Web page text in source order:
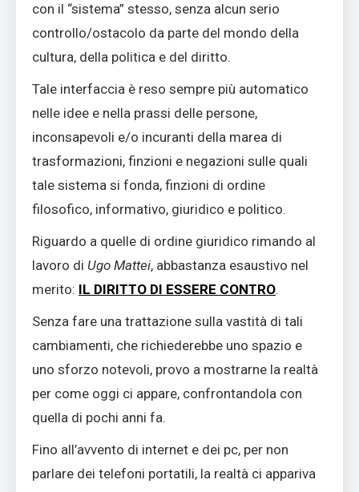
con il “sistema” stesso, senza alcun serio
controllo/ostacolo da parte del mondo della
cultura, della politica e del diritto.
Tale interfaccia è reso sempre più automatico
nelle idee e nella prassi delle persone,
inconsapevoli e/o incuranti della marea di
trasformazioni, finzioni e negazioni sulle quali
tale sistema si fonda, finzioni di ordine
filosofico, informativo, giuridico e politico.
Riguardo a quelle di ordine giuridico rimando al
lavoro di Ugo Mattei, abbastanza esaustivo nel
merito: IL DIRITTO DI ESSERE CONTRO.
Senza fare una trattazione sulla vastità di tali
cambiamenti, che richiederebbe uno spazio e
uno sforzo notevoli, provo a mostrarne la realtà
per come oggi ci appare, confrontandola con
quella di pochi anni fa.
Fino all’avvento di internet e dei pc, per non
parlare dei telefoni portatili, la realtà ci appariva